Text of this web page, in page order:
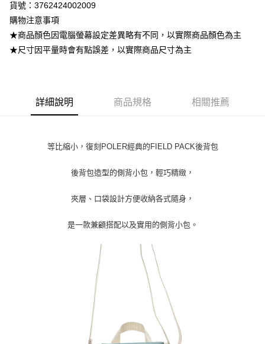
全家取貨付款
每筆NT$80，滿NT$799(含以上)免運費
7-11取貨付款
付款後7-11取貨
每筆NT$100，滿NT$799(含以上)免運費
貨號：3762424002009
購物注意事項
★商品顏色因電腦螢幕設定差異略有不同，以實際商品顏色為主
★尺寸因平量時會有點誤差，以實際商品尺寸為主
詳細說明 商品規格 相關推薦
等比縮小，復刻POLER經典的FIELD PACK後背包
後背包造型的側背小包，輕巧精緻，
夾層、口袋設計方便收納各式隨身，
是一款兼顧搭配以及實用的側背小包。